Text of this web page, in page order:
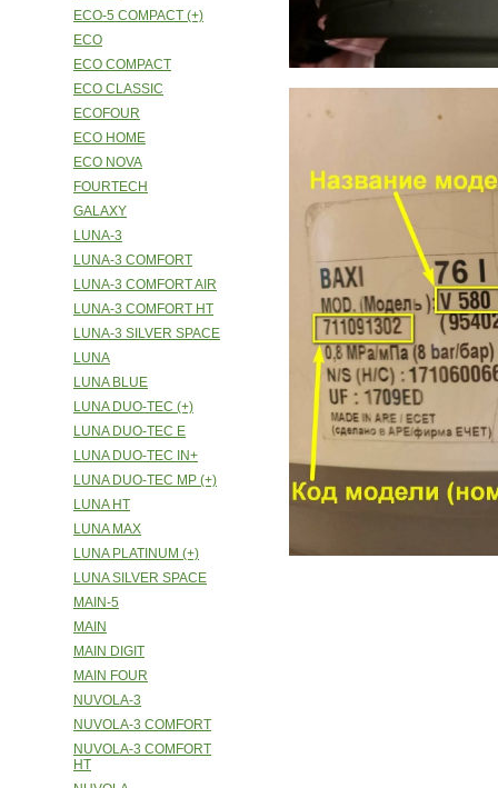
ECO-5 COMPACT (+)
ECO
ECO COMPACT
ECO CLASSIC
ECOFOUR
ECO HOME
ECO NOVA
FOURTECH
GALAXY
LUNA-3
LUNA-3 COMFORT
LUNA-3 COMFORT AIR
LUNA-3 COMFORT HT
LUNA-3 SILVER SPACE
LUNA
LUNA BLUE
LUNA DUO-TEC (+)
LUNA DUO-TEC E
LUNA DUO-TEC IN+
LUNA DUO-TEC MP (+)
LUNA HT
LUNA MAX
LUNA PLATINUM (+)
LUNA SILVER SPACE
MAIN-5
MAIN
MAIN DIGIT
MAIN FOUR
NUVOLA-3
NUVOLA-3 COMFORT
NUVOLA-3 COMFORT
HT